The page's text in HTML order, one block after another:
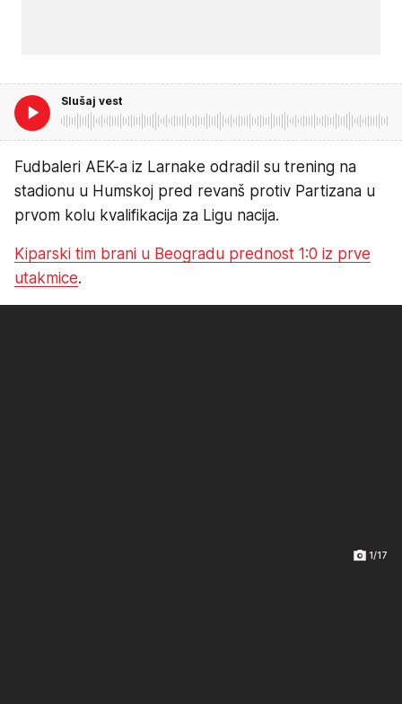
Slušaj vest
Fudbaleri AEK-a iz Larnake odradil su trening na
stadionu u Humskoj pred revanš protiv Partizana u
prvom kolu kvalifikacija za Ligu nacija.
Kiparski tim brani u Beogradu prednost 1:0 iz prve
utakmice.
1/17